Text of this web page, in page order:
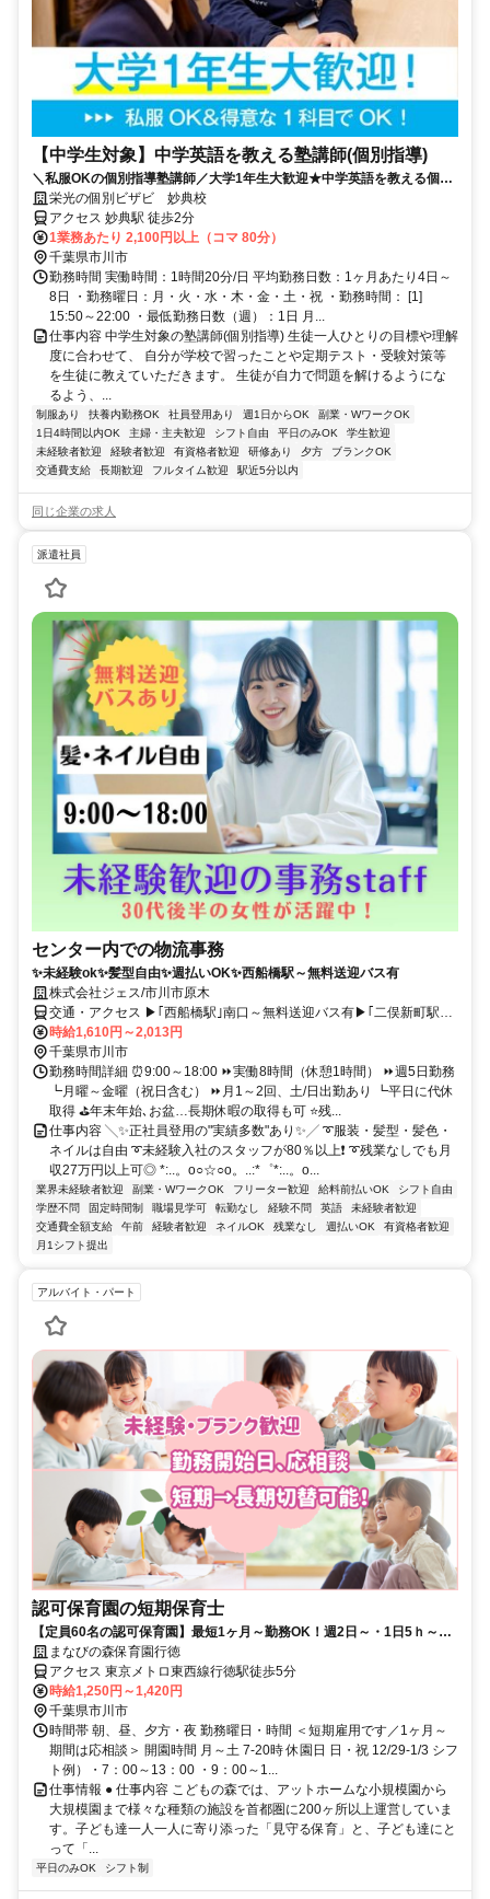
【中学生対象】中学英語を教える塾講師(個別指導)
＼私服OKの個別指導塾講師／大学1年生大歓迎★中学英語を教える個別
指導♪週1日・1コマ80分～勤務OK！大学生活躍中！
栄光の個別ビザビ 妙典校
アクセス 妙典駅 徒歩2分
1業務あたり 2,100円以上（コマ 80分）
千葉県市川市
勤務時間 実働時間：1時間20分/日 平均勤務日数：1ヶ月あたり4日～
8日 ・勤務曜日：月・火・水・木・金・土・祝 ・勤務時間： [1]
15:50～22:00 ・最低勤務日数（週）：1日 月...
仕事内容 中学生対象の塾講師(個別指導) 生徒一人ひとりの目標や理解
度に合わせて、 自分が学校で習ったことや定期テスト・受験対策等
を生徒に教えていただきます。 生徒が自力で問題を解けるようにな
るよう、...
制服あり 扶養内勤務OK 社員登用あり 週1日からOK
副業・WワークOK
1日4時間以内OK
主婦・主夫歓迎 シフト自由 平日のみOK
学生歓迎
未経験者歓迎
経験者歓迎 有資格者歓迎 研修あり 夕方
ブランクOK
交通費支給
長期歓迎 フルタイム歓迎 駅近5分以内
同じ企業の求人
派遣社員
センター内での物流事務
✨未経験ok✨髪型自由✨週払いOK✨西船橋駅～無料送迎バス有
株式会社ジェス/市川市原木
交通・アクセス ▶｢西船橋駅｣南口～無料送迎バス有▶｢二俣新町駅｣
徒歩13分
時給1,610円～2,013円
千葉県市川市
勤務時間詳細 ⏰9:00～18:00 ⏩実働8時間（休憩1時間） ⏩週5日勤務
┗月曜～金曜（祝日含む） ⏩月1～2回、土/日出勤あり ┗平日に代休
取得 ⛳年末年始､お盆…長期休暇の取得も可 ⭐残...
仕事内容 ╲✨正社員登用の"実績多数"あり✨╱ ➰服装・髪型・髪色・
ネイルは自由 ➰未経験入社のスタッフが80％以上❗ ➰残業なしでも月
収27万円以上可◎ *:..。o○☆○o。..:*゜*:..。o...
業界未経験者歓迎 副業・WワークOK フリーター歓迎 給料前払いOK
シフト自由
学歴不問
固定時間制 職場見学可 転勤なし 経験不問 英語
未経験者歓迎
交通費全額支給
午前 経験者歓迎 ネイルOK 残業なし 週払いOK
有資格者歓迎
月1シフト提出
アルバイト・パート
認可保育園の短期保育士
【定員60名の認可保育園】最短1ヶ月～勤務OK！週2日～・1日5ｈ～応
相談★事前見学も大歓迎
まなびの森保育園行徳
アクセス 東京メトロ東西線行徳駅徒歩5分
時給1,250円～1,420円
千葉県市川市
時間帯 朝、昼、夕方・夜 勤務曜日・時間 ＜短期雇用です／1ヶ月～
期間は応相談＞ 開園時間 月～土 7-20時 休園日 日・祝 12/29-1/3 シフ
ト例）・7：00～13：00 ・9：00～1...
仕事情報 ● 仕事内容 こどもの森では、アットホームな小規模園から
大規模園まで様々な種類の施設を首都圏に200ヶ所以上運営していま
す。子ども達一人一人に寄り添った「見守る保育」と、子ども達にと
って「...
平日のみOK シフト制